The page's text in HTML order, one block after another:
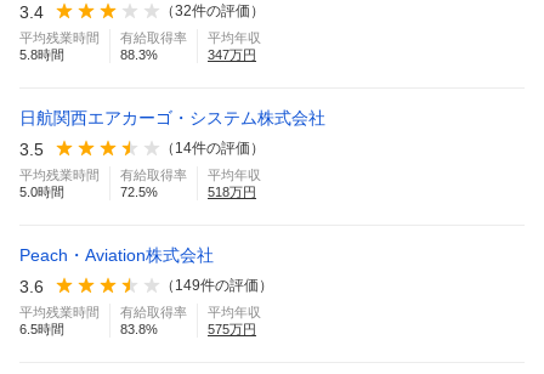
3.4
（32件の評価）
平均残業時間
5.8時間
有給取得率
88.3%
平均年収
347万円
日航関西エアカーゴ・システム株式会社
3.5
（ 14件の評価）
平均残業時間
5.0時間
有給取得率
72.5%
平均年収
518万円
Peach・Aviation株式会社
3.6
（ 149件の評価）
平均残業時間
6.5時間
有給取得率
83.8%
平均年収
575万円